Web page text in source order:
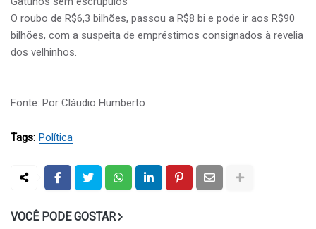
O roubo de R$6,3 bilhões, passou a R$8 bi e pode ir aos R$90
bilhões, com a suspeita de empréstimos consignados à revelia
dos velhinhos.
Fonte: Por Cláudio Humberto
Tags: Política
VOCÊ PODE GOSTAR